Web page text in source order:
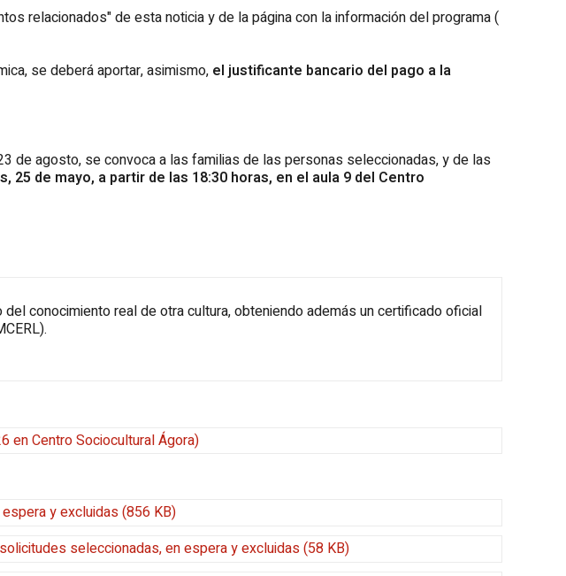
relacionados" de esta noticia y de la página con la información del programa (
se deberá aportar, asimismo, el justificante bancario del pago a la
de agosto, se convoca a las familias de las personas seleccionadas, y de las
25 de mayo, a partir de las 18:30 horas, en el aula 9 del Centro
conocimiento real de otra cultura, obteniendo además un certificado oficial
en Centro Sociocultural Ágora)
y excluidas (856 KB)
seleccionadas, en espera y excluidas (58 KB)